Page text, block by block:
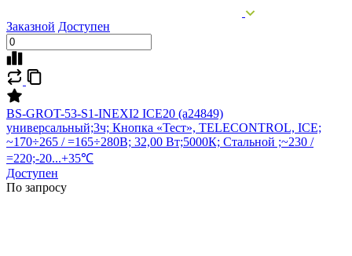
Заказной Доступен
BS-GROT-53-S1-INEXI2 ICE20 (a24849)
универсальный;3ч; Кнопка «Тест», TELECONTROL, ICE;
~170÷265 / =165÷280В; 32,00 Вт;5000К; Стальной ;~230 /
=220;-20...+35℃
Доступен
По запросу